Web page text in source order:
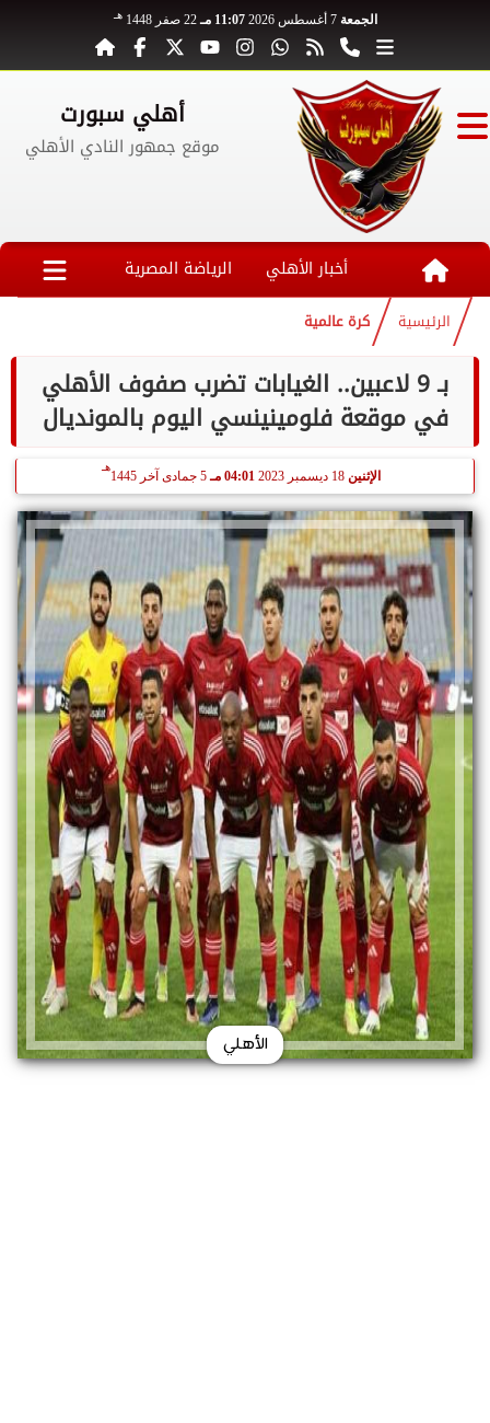
الجمعة 7 أغسطس 2026 11:07 مـ 22 صفر 1448 هـ
أهلي سبورت
موقع جمهور النادي الأهلي
أخبار الأهلي الرياضة المصرية
الرئيسية كرة عالمية
بـ 9 لاعبين.. الغيابات تضرب صفوف الأهلي
في موقعة فلومينينسي اليوم بالمونديال
الإثنين 18 ديسمبر 2023 04:01 مـ 5 جمادى آخر 1445
هـ
الأهلي